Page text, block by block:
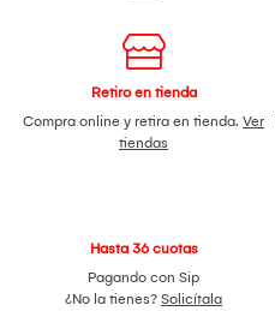
Retiro en tienda
Compra online y retira en tienda. Ver
tiendas
Hasta 36 cuotas
Pagando con Sip
¿No la tienes? Solicítala